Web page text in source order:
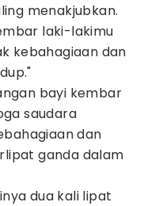
menakjubkan.
laki-lakimu
kebahagiaan dan
bayi kembar
saudara
dan
ganda dalam
dua kali lipat